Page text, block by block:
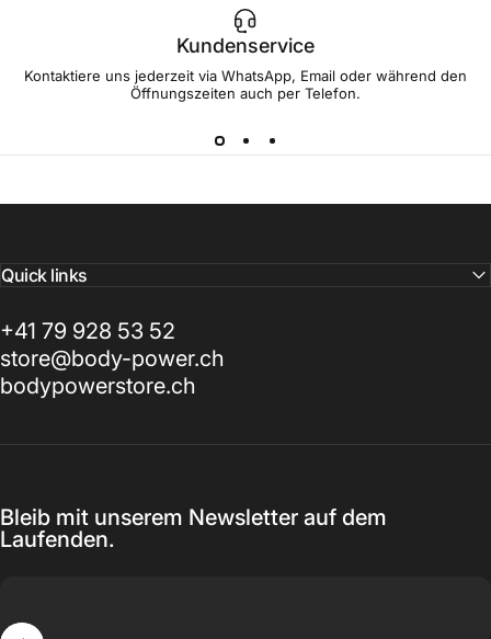
Kundenservice
Kontaktiere uns jederzeit via WhatsApp, Email oder während den
Öffnungszeiten auch per Telefon.
Quick links
+41 79 928 53 52
store@body-power.ch
bodypowerstore.ch
Bleib mit unserem Newsletter auf dem
Laufenden.